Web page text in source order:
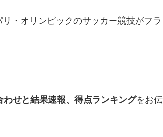
・オリンピックのサッカー競技がフラ
せと結果速報、得点ランキングをお伝